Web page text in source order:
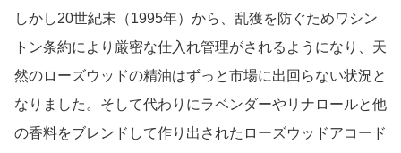
しかし20世紀末（1995年）から、乱獲を防ぐためワシン
トン条約により厳密な仕入れ管理がされるようになり、天
然のローズウッドの精油はずっと市場に出回らない状況と
なりました。そして代わりにラベンダーやリナロールと他
の香料をブレンドして作り出されたローズウッドアコード